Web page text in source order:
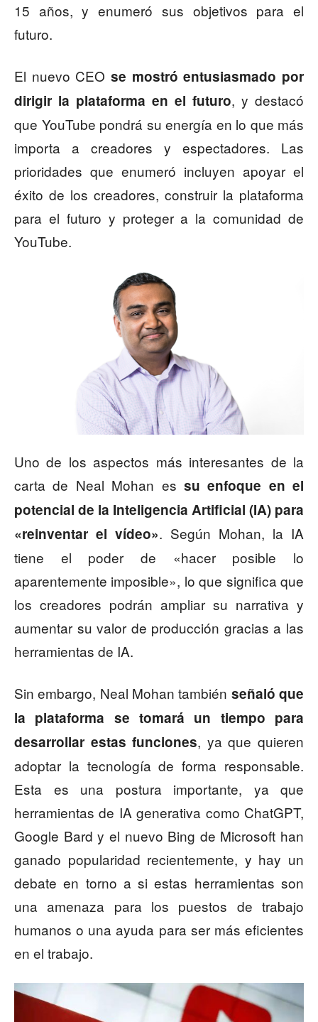
15 años, y enumeró sus objetivos para el
futuro.
El nuevo CEO se mostró entusiasmado por
dirigir la plataforma en el futuro, y destacó
que YouTube pondrá su energía en lo que más
importa a creadores y espectadores. Las
prioridades que enumeró incluyen apoyar el
éxito de los creadores, construir la plataforma
para el futuro y proteger a la comunidad de
YouTube.
Uno de los aspectos más interesantes de la
carta de Neal Mohan es su enfoque en el
potencial de la Inteligencia Artificial (IA) para
«reinventar el vídeo». Según Mohan, la IA
tiene el poder de «hacer posible lo
aparentemente imposible», lo que significa que
los creadores podrán ampliar su narrativa y
aumentar su valor de producción gracias a las
herramientas de IA.
Sin embargo, Neal Mohan también señaló que
la plataforma se tomará un tiempo para
desarrollar estas funciones, ya que quieren
adoptar la tecnología de forma responsable.
Esta es una postura importante, ya que
herramientas de IA generativa como ChatGPT,
Google Bard y el nuevo Bing de Microsoft han
ganado popularidad recientemente, y hay un
debate en torno a si estas herramientas son
una amenaza para los puestos de trabajo
humanos o una ayuda para ser más eficientes
en el trabajo.